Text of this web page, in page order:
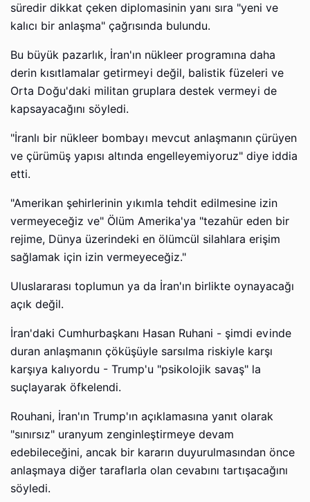
süredir dikkat çeken diplomasinin yanı sıra "yeni ve
kalıcı bir anlaşma" çağrısında bulundu.
Bu büyük pazarlık, İran'ın nükleer programına daha
derin kısıtlamalar getirmeyi değil, balistik füzeleri ve
Orta Doğu'daki militan gruplara destek vermeyi de
kapsayacağını söyledi.
"İranlı bir nükleer bombayı mevcut anlaşmanın çürüyen
ve çürümüş yapısı altında engelleyemiyoruz" diye iddia
etti.
"Amerikan şehirlerinin yıkımla tehdit edilmesine izin
vermeyeceğiz ve" Ölüm Amerika'ya "tezahür eden bir
rejime, Dünya üzerindeki en ölümcül silahlara erişim
sağlamak için izin vermeyeceğiz."
Uluslararası toplumun ya da İran'ın birlikte oynayacağı
açık değil.
İran'daki Cumhurbaşkanı Hasan Ruhani - şimdi evinde
duran anlaşmanın çöküşüyle ​​sarsılma riskiyle karşı
karşıya kalıyordu - Trump'u "psikolojik savaş" la
suçlayarak öfkelendi.
Rouhani, İran'ın Trump'ın açıklamasına yanıt olarak
"sınırsız" uranyum zenginleştirmeye devam
edebileceğini, ancak bir kararın duyurulmasından önce
anlaşmaya diğer taraflarla olan cevabını tartışacağını
söyledi.